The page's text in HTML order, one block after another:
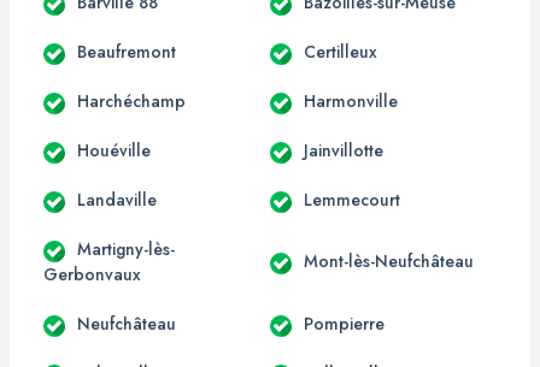
Beaufremont Certilleux
Harchéchamp Harmonville
Houéville Jainvillotte
Landaville Lemmecourt
Martigny-lès-
Gerbonvaux
Mont-lès-Neufchâteau
Neufchâteau Pompierre